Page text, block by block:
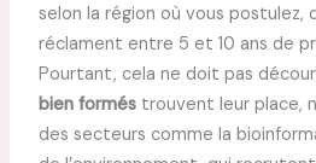
selon la région où vous postulez,
réclament entre 5 et 10 ans de
Pourtant, cela ne doit pas
bien forméstrouvent leur place,
des secteurs comme la